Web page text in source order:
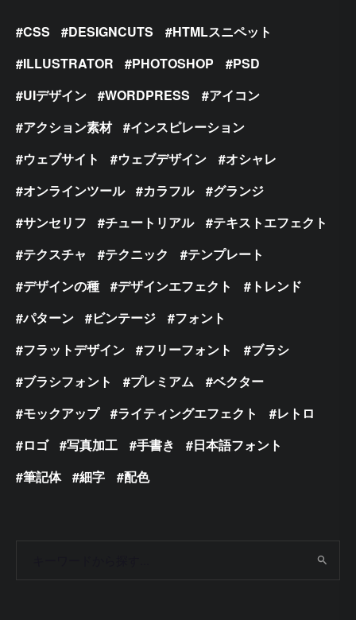
CSS DESIGNCUTS
HTMLスニペット
ILLUSTRATOR
PHOTOSHOP
PSD
UIデザイン
WORDPRESS
アイコン
アクション素材
インスピレーション
ウェブサイト
ウェブデザイン
オシャレ
オンラインツール
カラフル
グランジ
サンセリフ
チュートリアル
テキストエフェクト
テクスチャ
テクニック
テンプレート
デザインの種
デザインエフェクト
トレンド
パターン
ビンテージ
フォント
フラットデザイン
フリーフォント
ブラシ
ブラシフォント
プレミアム
ベクター
モックアップ
ライティングエフェクト
レトロ
ロゴ
写真加工 手書き
日本語フォント
筆記体
細字 配色